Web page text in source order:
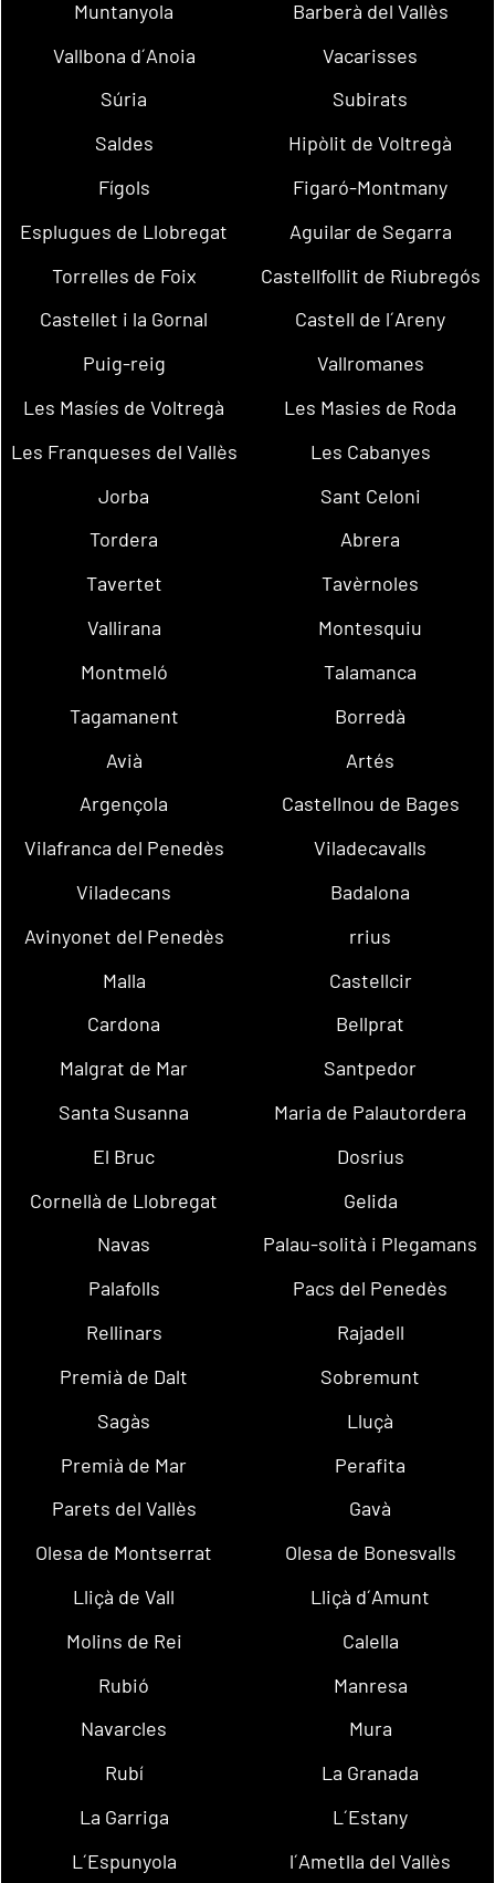
Muntanyola
Barberà del Vallès
Vallbona d´Anoia
Vacarisses
Súria
Subirats
Saldes
Hipòlit de Voltregà
Fígols
Figaró-Montmany
Esplugues de Llobregat
Aguilar de Segarra
Torrelles de Foix
Castellfollit de Riubregós
Castellet i la Gornal
Castell de l´Areny
Puig-reig
Vallromanes
Les Masíes de Voltregà
Les Masies de Roda
Les Franqueses del Vallès
Les Cabanyes
Jorba
Sant Celoni
Tordera
Abrera
Tavertet
Tavèrnoles
Vallirana
Montesquiu
Montmeló
Talamanca
Tagamanent
Borredà
Avià
Artés
Argençola
Castellnou de Bages
Vilafranca del Penedès
Viladecavalls
Viladecans
Badalona
Avinyonet del Penedès
rrius
Malla
Castellcir
Cardona
Bellprat
Malgrat de Mar
Santpedor
Santa Susanna
Maria de Palautordera
El Bruc
Dosrius
Cornellà de Llobregat
Gelida
Navas
Palau-solità i Plegamans
Palafolls
Pacs del Penedès
Rellinars
Rajadell
Premià de Dalt
Sobremunt
Sagàs
Lluçà
Premià de Mar
Perafita
Parets del Vallès
Gavà
Olesa de Montserrat
Olesa de Bonesvalls
Lliçà de Vall
Lliçà d´Amunt
Molins de Rei
Calella
Rubió
Manresa
Navarcles
Mura
Rubí
La Granada
La Garriga
L´Estany
L´Espunyola
l´Ametlla del Vallès